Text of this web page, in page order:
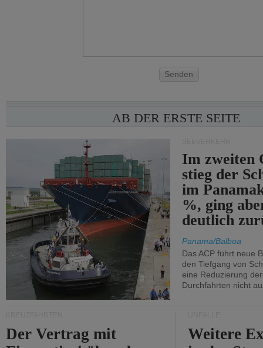
Senden
AB DER ERSTE SEITE
Im zweiten
stieg der
im
%, ging
deutlich
Panama/Balboa
Das ACP führt neue
den Tiefgang von
eine Reduzierung
Durchfahrten nicht
Der Vertrag mit
Weitere